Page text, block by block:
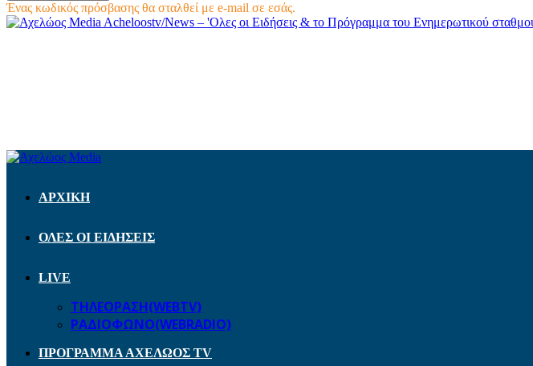
Ένας κωδικός πρόσβασης θα σταλθεί με e-mail σε εσάς.
Acheloostv/News – 'Ολες οι Ειδήσεις & το Πρόγραμμα του Ενημερωτικού
ΑΡΧΙΚΗ
ΟΛΕΣ ΟΙ ΕΙΔΗΣΕΙΣ
LIVE
ΤΗΛΕΟΡΑΣΗ(WEBTV)
ΡΑΔΙΟΦΩΝΟ(WEBRADIO)
ΠΡΟΓΡΑΜΜΑ ΑΧΕΛΩΟΣ TV